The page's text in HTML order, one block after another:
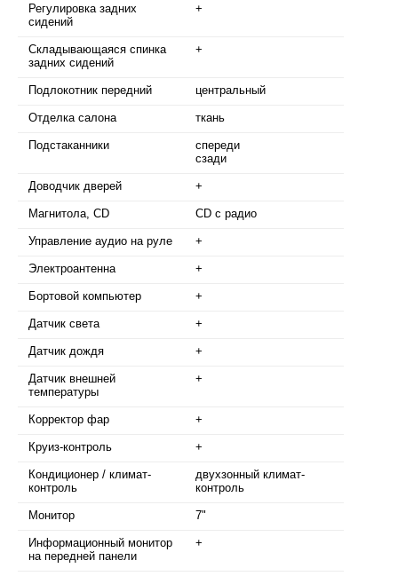
Регулировка задних
сидений
+
Складывающаяся спинка
задних сидений
+
Подлокотник передний центральный
Отделка салона ткань
Подстаканники
спереди
сзади
Доводчик дверей +
Магнитола, CD CD с радио
Управление аудио на руле +
Электроантенна +
Бортовой компьютер +
Датчик света +
Датчик дождя +
Датчик внешней
температуры
+
Корректор фар +
Круиз-контроль +
Кондиционер / климат-
контроль
двухзонный климат-
контроль
Монитор 7"
Информационный монитор
на передней панели
+